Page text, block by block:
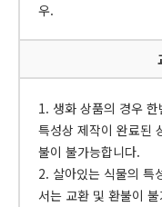
우.
1. 생화 상품의 경우
특성상 제작이 완료된
불이 불가능합니다.
2. 살아있는 식물의 특
서는 교환 및 환불이